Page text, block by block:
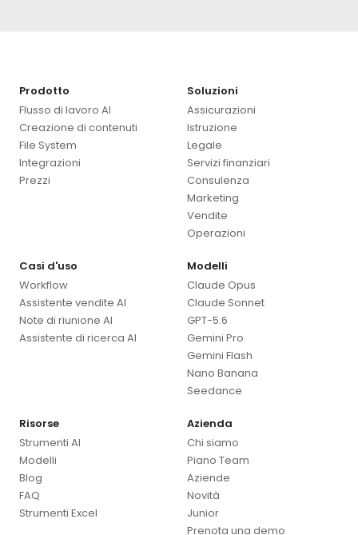
Prodotto
Flusso di lavoro AI
Creazione di contenuti
File System
Integrazioni
Prezzi
Soluzioni
Assicurazioni
Istruzione
Legale
Servizi finanziari
Consulenza
Marketing
Vendite
Operazioni
Casi d'uso
Workflow
Assistente vendite AI
Note di riunione AI
Assistente di ricerca AI
Modelli
Claude Opus
Claude Sonnet
GPT-5.6
Gemini Pro
Gemini Flash
Nano Banana
Seedance
Risorse
Strumenti AI
Modelli
Blog
FAQ
Strumenti Excel
Azienda
Chi siamo
Piano Team
Aziende
Novità
Junior
Prenota una demo